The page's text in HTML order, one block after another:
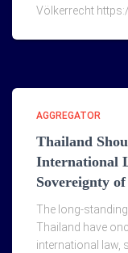
Völkerrecht
AGGREGATOR
Thailand
International
Sovereignty
The long-
Thailand have
international law,